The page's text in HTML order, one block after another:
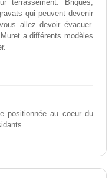
terrassement. Briques,
qui peuvent devenir
allez devoir évacuer.
a différents modèles
positionnée au coeur du